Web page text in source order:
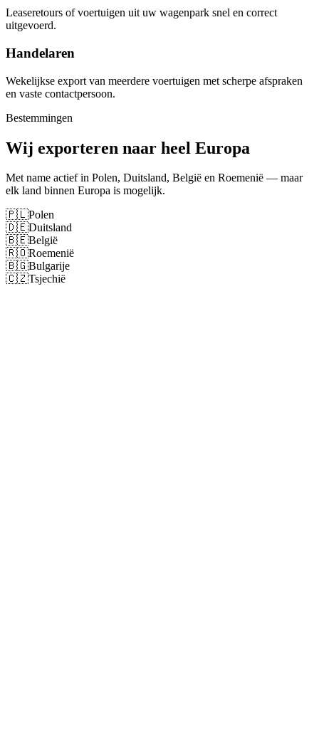
Leaseretours of voertuigen uit uw wagenpark snel en correct
uitgevoerd.
Handelaren
Wekelijkse export van meerdere voertuigen met scherpe afspraken
en vaste contactpersoon.
Bestemmingen
Wij exporteren naar heel Europa
Met name actief in Polen, Duitsland, België en Roemenië — maar
elk land binnen Europa is mogelijk.
🇵🇱Polen
🇩🇪Duitsland
🇧🇪België
🇷🇴Roemenië
🇧🇬Bulgarije
🇨🇿Tsjechië